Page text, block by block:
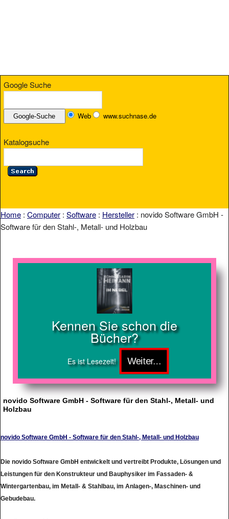
Google Suche
Web www.suchnase.de
Katalogsuche
Home : Computer : Software : Hersteller : novido Software GmbH -
Software für den Stahl-, Metall- und Holzbau
Kennen Sie schon die
Bücher?
Es ist Lesezeit!
novido Software GmbH - Software für den Stahl-, Metall- und
Holzbau
novido Software GmbH - Software für den Stahl-, Metall- und Holzbau
Die novido Software GmbH entwickelt und vertreibt Produkte, Lösungen und
Leistungen für den Konstrukteur und Bauphysiker im Fassaden- &
Wintergartenbau, im Metall- & Stahlbau, im Anlagen-, Maschinen- und
Gebudebau.